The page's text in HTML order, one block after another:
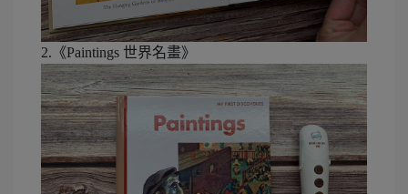
2.《Paintings 世界名畫》